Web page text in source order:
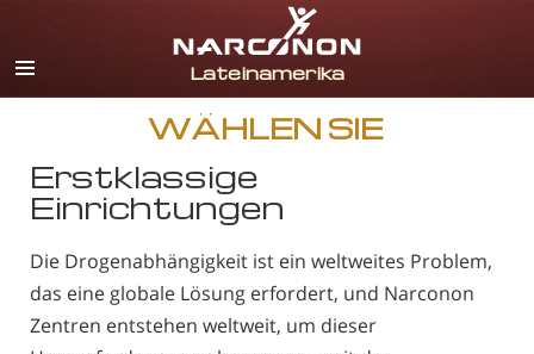
Spanisch
Englisch
Portugiesisch
Deutsch
Kroatisch
WÄHLEN SIE
Erstklassige
Einrichtungen
Die Drogenabhängigkeit ist ein weltweites Problem,
das eine globale Lösung erfordert, und Narconon
Zentren entstehen weltweit, um dieser